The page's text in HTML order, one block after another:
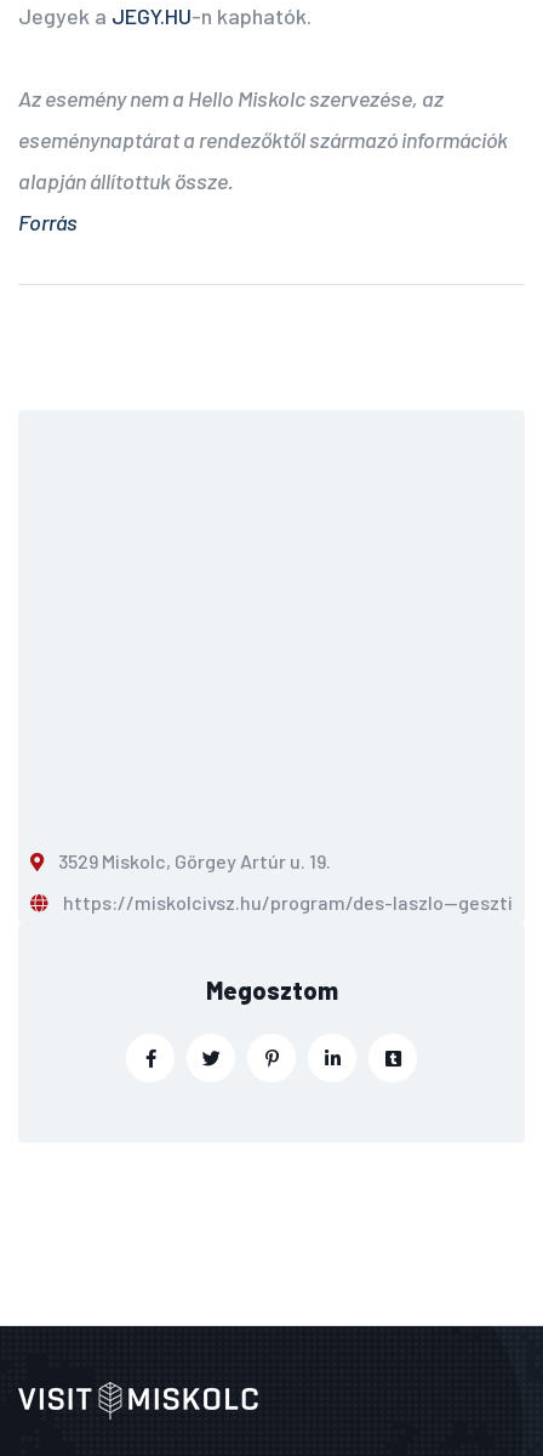
Jegyek a JEGY.HU-n kaphatók.
Az esemény nem a Hello Miskolc szervezése, az
eseménynaptárat a rendezőktől származó információk
alapján állítottuk össze.
Forrás
3529 Miskolc, Görgey Artúr u. 19.
https://miskolcivsz.hu/program/des-laszlo--geszti-
Megosztom